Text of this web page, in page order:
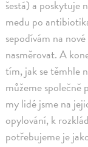
šestá) a poskytuje
medu po
sepodívám na
nasměrovat. A
tím, jak se těmhle
můžeme společně
my lidé jsme na
opylování, k
potřebujeme je